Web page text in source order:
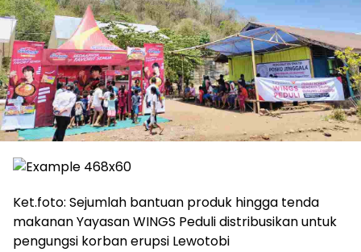
Ket.foto: Sejumlah bantuan produk hingga tenda
makanan Yayasan WINGS Peduli distribusikan untuk
pengungsi korban erupsi Lewotobi